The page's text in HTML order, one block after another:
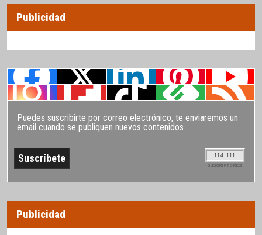
Publicidad
Puedes suscribirte por correo electrónico, te enviaremos un
email cuando se publiquen nuevos contenidos
114.111
SUSCRIPTORES
Publicidad